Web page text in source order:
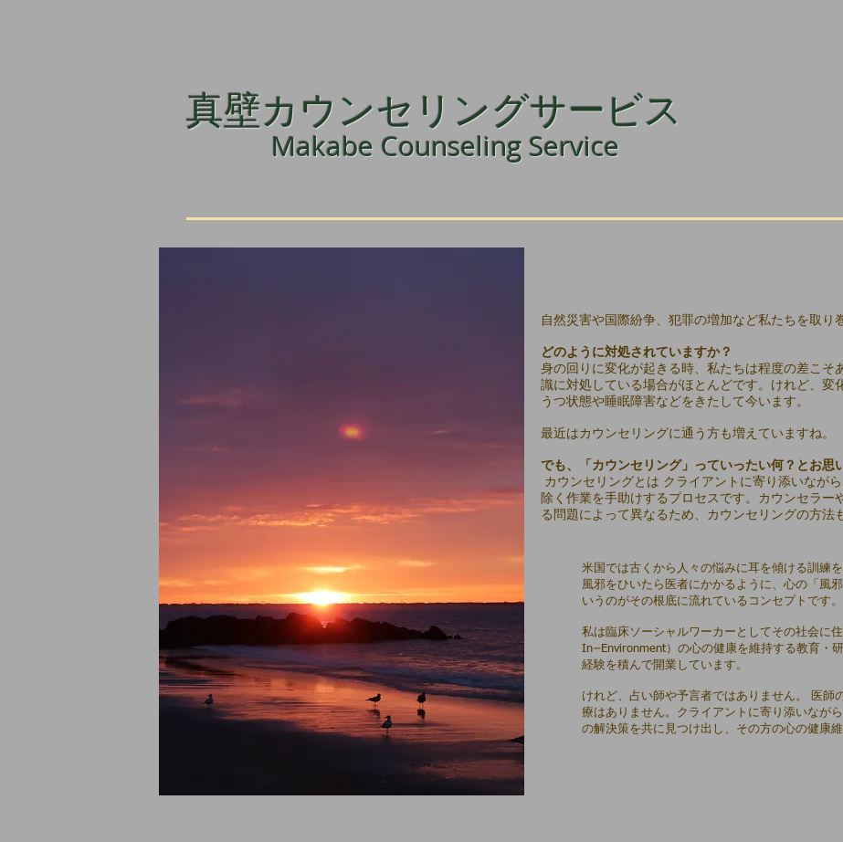
真壁カウンセリングサービス
Makabe Counseling Service
自然災害や国際紛争、犯罪の増加など私たちを取り
どのように対処されていますか？
身の回りに変化が起きる時、私たちは程度の差こそ
識に対処している場合がほとんどです。けれど、変
うつ状態や睡眠障害などをきたして今います。
​最近はカウンセリングに通う方も増えていますね。
でも、「カウンセリング」っていったい何？とお思
カウンセリングとは クライアントに寄り添いなが
除く作業を手助けするプロセスです。カウンセラー
る問題によって異なるため、カウンセリングの方法
米国では古くから人々の悩みに耳を傾ける訓練
風邪をひいたら医者にかかるように、心の「風
いうのがその根底に流れているコンセプトです。
私は臨床ソーシャルワーカーとしてその社会に
In−Environment）の心の健康を維持する教育・
経験を積んで開業しています。
けれど、占い師や予言者ではありません。 医師
療はありません。クライアントに寄り添いなが
の解決策を共に見つけ出し、その方の心の健康